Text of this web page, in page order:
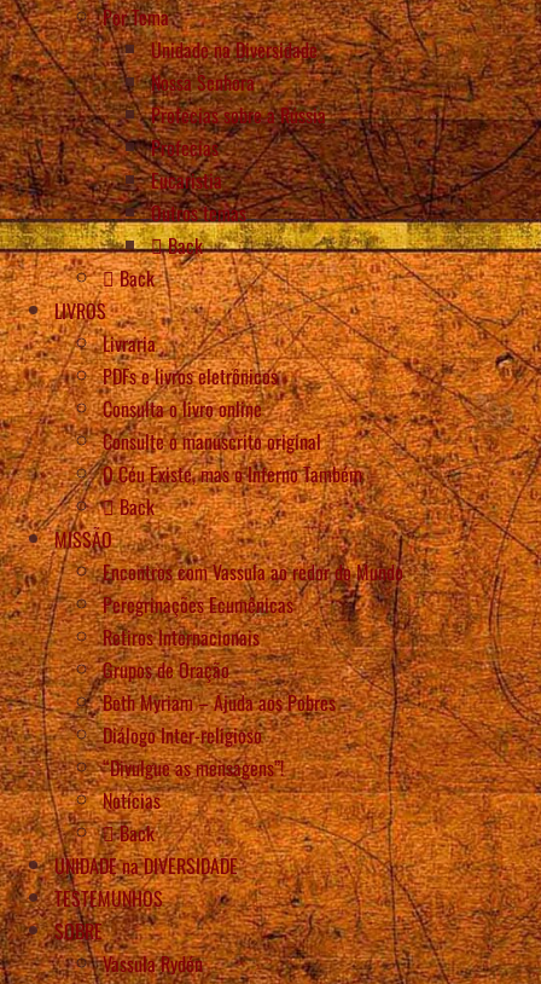
Por Tema
Unidade na Diversidade
Nossa Senhora
Profecias sobre a Rússia
Profecias
Eucaristia
Outros temas
Back
Back
LIVROS
Livraria
PDFs e livros eletrônicos
Consulta o livro online
Consulte o manuscrito original
O Céu Existe, mas o Inferno Também
Back
MISSÃO
Encontros com Vassula ao redor do Mundo
Peregrinações Ecumênicas
Retiros Internacionais
Grupos de Oração
Beth Myriam – Ajuda aos Pobres
Diálogo Inter-religioso
“Divulgue as mensagens”!
Notícias
Back
UNIDADE na DIVERSIDADE
TESTEMUNHOS
SOBRE
Vassula Rydén